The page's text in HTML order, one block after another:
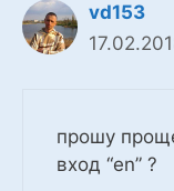
vd153
прошу
вход “en” ?